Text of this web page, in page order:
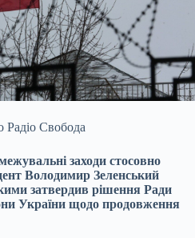
Радіо Свобода
заходи стосовно
Володимир Зеленський
затвердив рішення Ради
України щодо продовження